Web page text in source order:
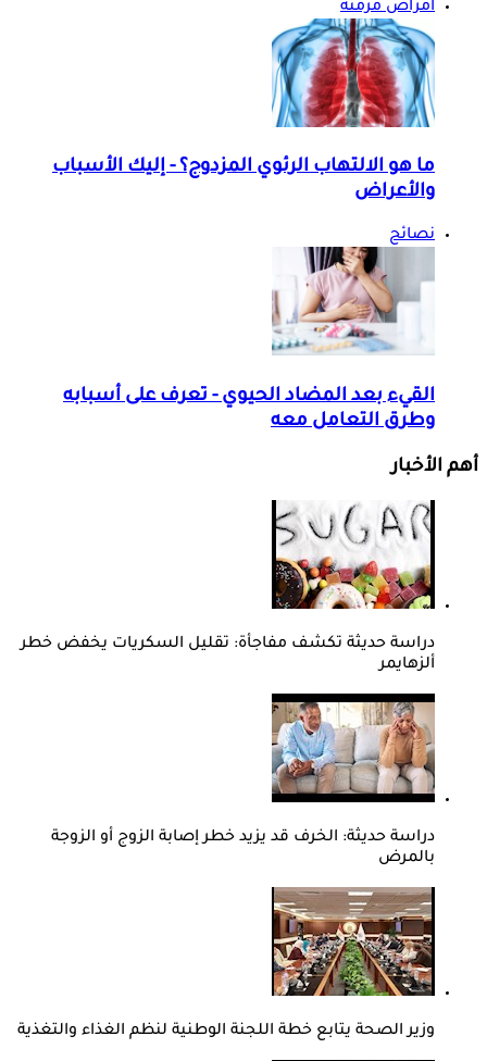
أمراض مزمنة
ما هو الالتهاب الرئوي المزدوج؟ - إليك الأسباب
والأعراض
نصائح
القيء بعد المضاد الحيوي - تعرف على أسبابه
وطرق التعامل معه
أهم الأخبار
دراسة حديثة تكشف مفاجأة: تقليل السكريات يخفض خطر
ألزهايمر
دراسة حديثة: الخرف قد يزيد خطر إصابة الزوج أو الزوجة
بالمرض
وزير الصحة يتابع خطة اللجنة الوطنية لنظم الغذاء والتغذية